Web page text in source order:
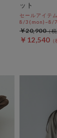
ット
セールアイテ
8/3(mon)~8/
￥12,540
￥20,900